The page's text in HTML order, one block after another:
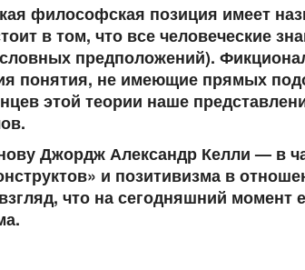
философская позиция имеет
в том, что все человеческие
предположений).
понятия, не имеющие прямых
этой теории наше
Джордж Александр Келли — в
и позитивизма в
что на сегодняшний момент